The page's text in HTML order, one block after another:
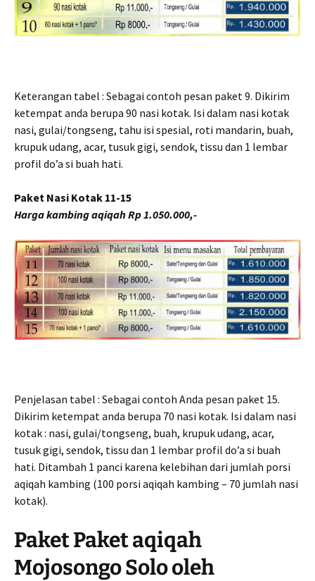
Keterangan tabel : Sebagai contoh pesan paket 9. Dikirim
ketempat anda berupa 90 nasi kotak. Isi dalam nasi kotak
nasi, gulai/tongseng, tahu isi spesial, roti mandarin, buah,
krupuk udang, acar, tusuk gigi, sendok, tissu dan 1 lembar
profil do’a si buah hati.
Paket Nasi Kotak 11-15
Harga kambing aqiqah Rp 1.050.000,-
Penjelasan tabel : Sebagai contoh Anda pesan paket 15.
Dikirim ketempat anda berupa 70 nasi kotak. Isi dalam nasi
kotak : nasi, gulai/tongseng, buah, krupuk udang, acar,
tusuk gigi, sendok, tissu dan 1 lembar profil do’a si buah
hati. Ditambah 1 panci karena kelebihan dari jumlah porsi
aqiqah kambing (100 porsi aqiqah kambing – 70 jumlah nasi
kotak).
Paket Paket aqiqah
Mojosongo Solo oleh